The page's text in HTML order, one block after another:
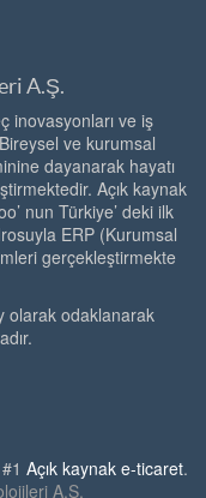
A.Ş.
inovasyonları ve iş
ve kurumsal
dayanarak hayatı
Açık kaynak
nun Türkiye’ deki ilk
ERP (Kurumsal
gerçekleştirmekte
olarak odaklanarak
Açık kaynak e-ticaret.
A.Ş.